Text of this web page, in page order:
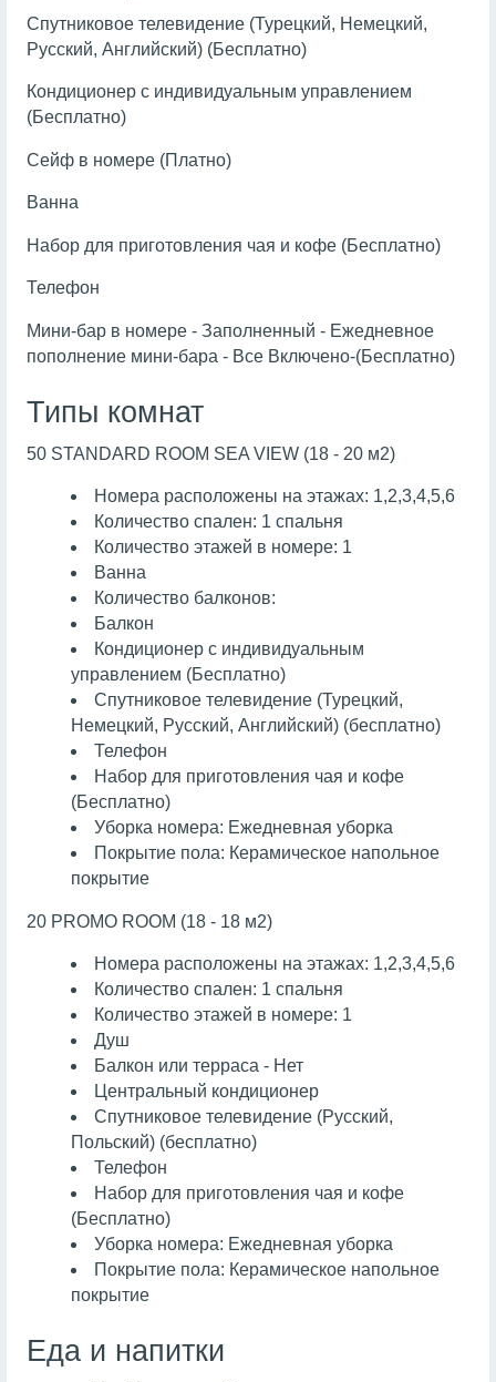
Спутниковое телевидение (Турецкий, Немецкий,
Русский, Английский) (Бесплатно)
Кондиционер с индивидуальным управлением
(Бесплатно)
Сейф в номере (Платно)
Ванна
Набор для приготовления чая и кофе (Бесплатно)
Телефон
Мини-бар в номере - Заполненный - Ежедневное
пополнение мини-бара - Все Включено-(Бесплатно)
Типы комнат
50 STANDARD ROOM SEA VIEW (18 - 20 м2)
Номера расположены на этажах: 1,2,3,4,5,6
Количество спален: 1 спальня
Количество этажей в номере: 1
Ванна
Количество балконов:
Балкон
Кондиционер с индивидуальным
управлением (Бесплатно)
Спутниковое телевидение (Турецкий,
Немецкий, Русский, Английский) (бесплатно)
Телефон
Набор для приготовления чая и кофе
(Бесплатно)
Уборка номера: Ежедневная уборка
Покрытие пола: Керамическое напольное
покрытие
20 PROMO ROOM (18 - 18 м2)
Номера расположены на этажах: 1,2,3,4,5,6
Количество спален: 1 спальня
Количество этажей в номере: 1
Душ
Балкон или терраса - Нет
Центральный кондиционер
Спутниковое телевидение (Русский,
Польский) (бесплатно)
Телефон
Набор для приготовления чая и кофе
(Бесплатно)
Уборка номера: Ежедневная уборка
Покрытие пола: Керамическое напольное
покрытие
Еда и напитки